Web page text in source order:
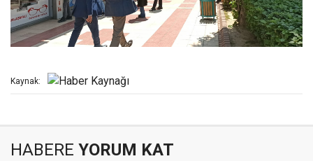
Kaynak:
HABERE YORUM KAT